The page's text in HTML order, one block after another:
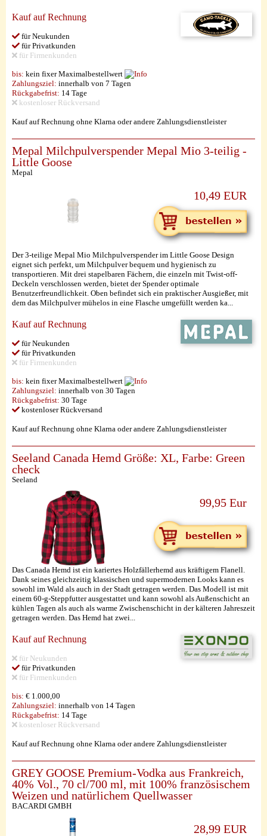
Kauf auf Rechnung
für Neukunden
für Privatkunden
für Firmenkunden
bis: kein fixer Maximalbestellwert
Zahlungsziel: innerhalb von 7 Tagen
Rückgabefrist: 14 Tage
kostenloser Rückversand
Kauf auf Rechnung ohne Klarna oder andere Zahlungsdienstleister
Mepal Milchpulverspender Mepal Mio 3-teilig -
Little Goose
Mepal
10,49 EUR
Der 3-teilige Mepal Mio Milchpulverspender im Little Goose Design
eignet sich perfekt, um Milchpulver bequem und hygienisch zu
transportieren. Mit drei stapelbaren Fächern, die einzeln mit Twist-off-
Deckeln verschlossen werden, bietet der Spender optimale
Benutzerfreundlichkeit. Oben befindet sich ein praktischer Ausgießer, mit
dem das Milchpulver mühelos in eine Flasche umgefüllt werden ka...
Kauf auf Rechnung
für Neukunden
für Privatkunden
für Firmenkunden
bis: kein fixer Maximalbestellwert
Zahlungsziel: innerhalb von 30 Tagen
Rückgabefrist: 30 Tage
kostenloser Rückversand
Kauf auf Rechnung ohne Klarna oder andere Zahlungsdienstleister
Seeland Canada Hemd Größe: XL, Farbe: Green
check
Seeland
99,95 Eur
Das Canada Hemd ist ein kariertes Holzfällerhemd aus kräftigem Flanell.
Dank seines gleichzeitig klassischen und supermodernen Looks kann es
sowohl im Wald als auch in der Stadt getragen werden. Das Modell ist mit
einem 60-g-Steppfutter ausgestattet und kann sowohl als Außenschicht an
kühlen Tagen als auch als warme Zwischenschicht in der kälteren Jahreszeit
getragen werden. Das Hemd hat zwei...
Kauf auf Rechnung
für Neukunden
für Privatkunden
für Firmenkunden
bis: € 1.000,00
Zahlungsziel: innerhalb von 14 Tagen
Rückgabefrist: 14 Tage
kostenloser Rückversand
Kauf auf Rechnung ohne Klarna oder andere Zahlungsdienstleister
GREY GOOSE Premium-Vodka aus Frankreich,
40% Vol., 70 cl/700 ml, mit 100% französischem
Weizen und natürlichem Quellwasser
BACARDI GMBH
28,99 EUR